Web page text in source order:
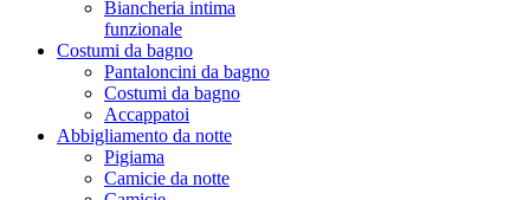
Biancheria intima
funzionale
Costumi da bagno
Pantaloncini da bagno
Costumi da bagno
Accappatoi
Abbigliamento da notte
Pigiama
Camicie da notte